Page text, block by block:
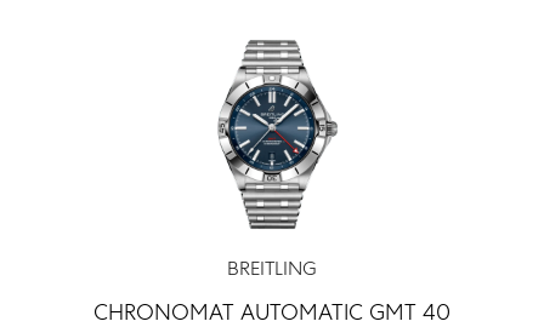
BREITLING
CHRONOMAT AUTOMATIC GMT 40